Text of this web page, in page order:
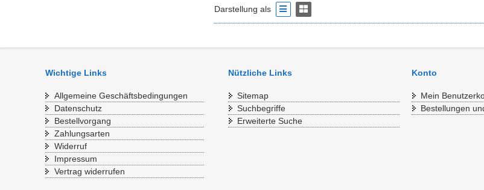
Darstellung als
Wichtige Links
Allgemeine Geschäftsbedingungen
Datenschutz
Bestellvorgang
Zahlungsarten
Widerruf
Impressum
Vertrag widerrufen
Nützliche Links
Sitemap
Suchbegriffe
Erweiterte Suche
Konto
Mein
Bestellungen